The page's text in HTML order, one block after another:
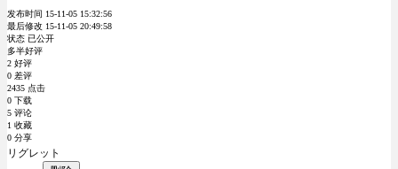
发布时间 15-11-05 15:32:56
最后修改 15-11-05 20:49:58
状态 已公开
多半好评
2 好评
0 差评
2435 点击
0 下载
5 评论
1 收藏
0 分享
リグレット